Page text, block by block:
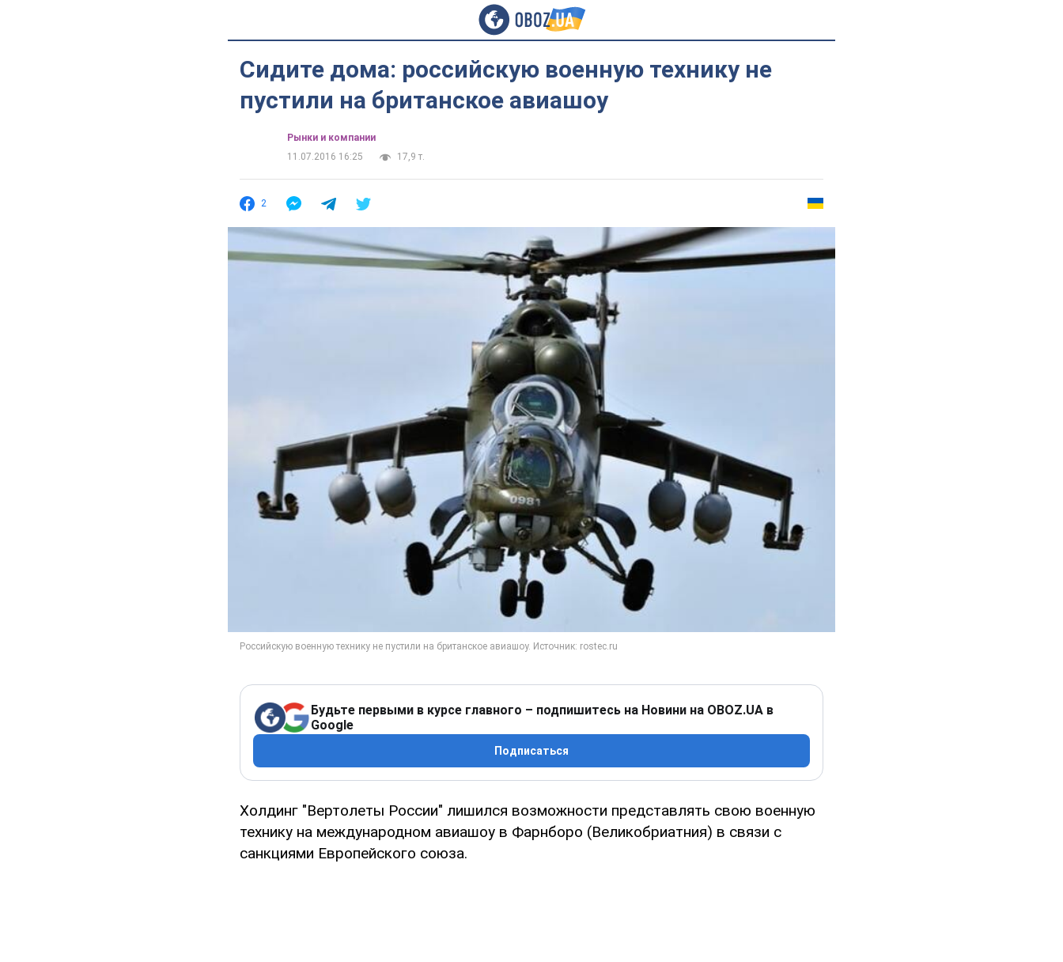
Сидите дома: российскую военную технику не
пустили на британское авиашоу
Рынки и компании
11.07.2016 16:25
17,9 т.
2
Будьте первыми в курсе главного – подпишитесь на Новини на OBOZ.UA в
Google
Подписаться
Холдинг "Вертолеты России" лишился возможности представлять свою военную
технику на международном авиашоу в Фарнборо (Великобриатния) в связи с
санкциями Европейского союза.